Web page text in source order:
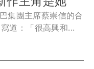
集團主席蔡崇信的合
道：「很高興和...